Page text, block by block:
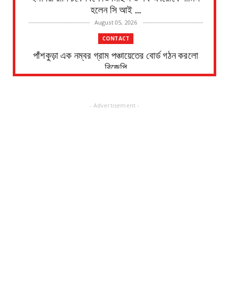
হলেন সি আই ...
August 05, 2026
CONTACT
পাঁশকুড়া এক নম্বর গ্রাম পঞ্চায়েতের বোর্ড গঠন করলো
বিজেপি
তমলুক থানার বড় সাফল্য চুরি হওয়া এলপিজি গ্যাস
- Advertisement -